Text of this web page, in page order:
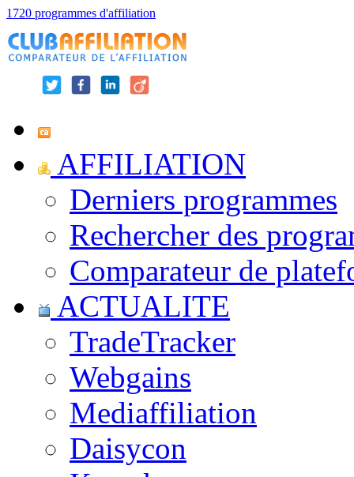
1720 programmes d'affiliation
AFFILIATION
Derniers programmes
Rechercher des
Comparateur de
ACTUALITE
TradeTracker
Webgains
Mediaffiliation
Daisycon